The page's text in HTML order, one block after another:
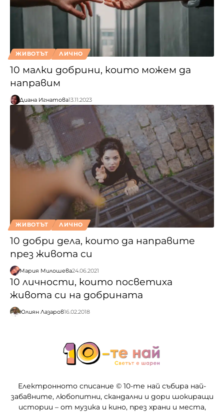
ЖИВОТЪТ ЛИЧНО
10 малки добрини, които можем да
направим
Диана Игнатова13.11.2023
ЖИВОТЪТ ЛИЧНО
10 добри дела, които да направите
през живота си
Мария Милошева24.06.2021
10 личности, които посветиха
живота си на добрината
Юлиян Лазаров16.02.2018
Електронното списание © 10-те най събира най-
забавните, любопитни, скандални и дори шокиращи
истории – от музика и кино, през храни и места,